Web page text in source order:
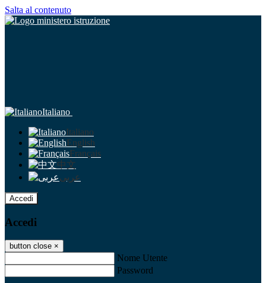
Salta al contenuto
Italiano
Italiano
English
Français
中文
عربى
Accedi
Accedi
button close ×
Nome Utente
Password